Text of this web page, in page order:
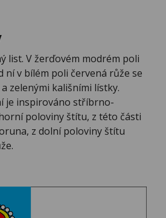
list. V žerďovém modrém poli
ní v bílém poli červená růže se
zelenými kališními lístky.
je inspirováno stříbrno-
poloviny štítu, z této části
z dolní poloviny štítu